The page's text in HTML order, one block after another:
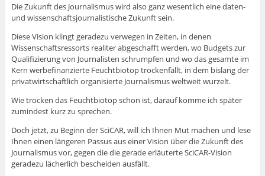
Die Zukunft des Journalismus wird also ganz wesentlich eine daten-
und wissenschaftsjournalistische Zukunft sein.
Diese Vision klingt geradezu verwegen in Zeiten, in denen
Wissenschaftsressorts realiter abgeschafft werden, wo Budgets zur
Qualifizierung von Journalisten schrumpfen und wo das gesamte im
Kern werbefinanzierte Feuchtbiotop trockenfällt, in dem bislang der
privatwirtschaftlich organisierte Journalismus weltweit wurzelt.
Wie trocken das Feuchtbiotop schon ist, darauf komme ich später
zumindest kurz zu sprechen.
Doch jetzt, zu Beginn der SciCAR, will ich Ihnen Mut machen und lese
Ihnen einen längeren Passus aus einer Vision über die Zukunft des
Journalismus vor, gegen die die gerade erläuterte SciCAR-Vision
geradezu lächerlich bescheiden ausfällt.